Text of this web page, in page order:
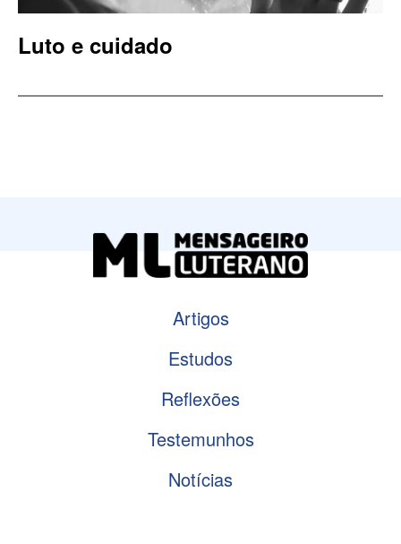
Luto e cuidado
Artigos
Estudos
Reflexões
Testemunhos
Notícias